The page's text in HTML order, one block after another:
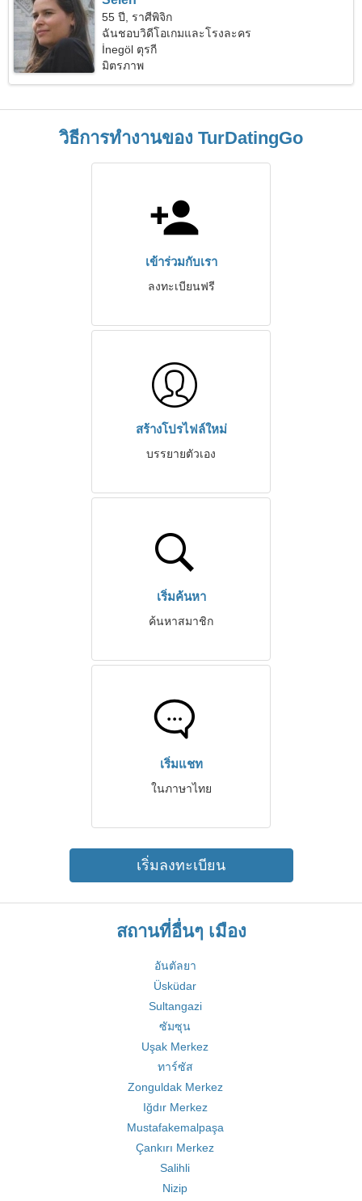
55 ปี, ราศีพิจิก
ฉันชอบวิดีโอเกมและโรงละคร
İnegöl ตุรกี
มิตรภาพ
วิธีการทำงานของ TurDatingGo
เข้าร่วมกับเรา
ลงทะเบียนฟรี
สร้างโปรไฟล์ใหม่
บรรยายตัวเอง
เริ่มค้นหา
ค้นหาสมาชิก
เริ่มแชท
ในภาษาไทย
เริ่มลงทะเบียน
สถานที่อื่นๆ เมือง
อันตัลยา
Üsküdar
Sultangazi
ซัมซุน
Uşak Merkez
ทาร์ซัส
Zonguldak Merkez
Iğdır Merkez
Mustafakemalpaşa
Çankırı Merkez
Salihli
Nizip